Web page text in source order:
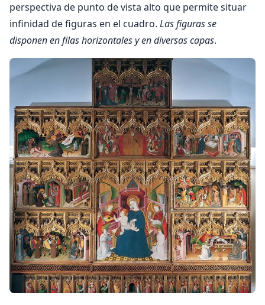
perspectiva de punto de vista alto que permite situar
infinidad de figuras en el cuadro. Las figuras se
disponen en filas horizontales y en diversas capas.